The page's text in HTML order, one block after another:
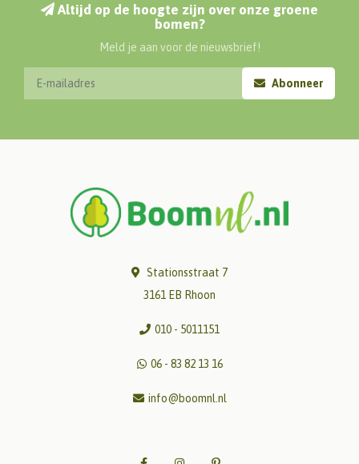
Altijd op de hoogte zijn over onze groene
bomen?
Meld je aan voor de nieuwsbrief!
Abonneer
Stationsstraat 7
3161 EB Rhoon
010 - 5011151
06 - 83 82 13 16
info@boomnl.nl